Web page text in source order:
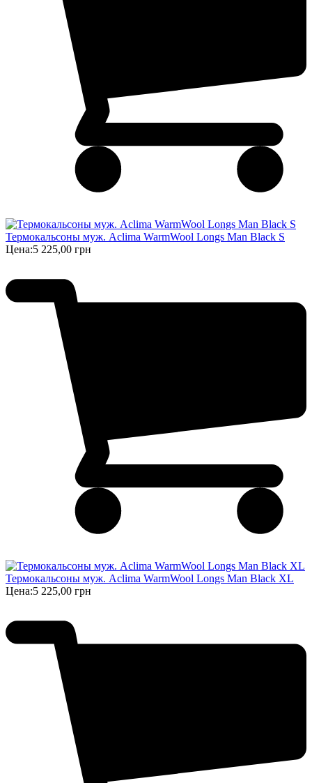
Термокальсоны муж. Aclima WarmWool Longs Man Black S
Цена:5 225,00 грн
Термокальсоны муж. Aclima WarmWool Longs Man Black XL
Цена:5 225,00 грн